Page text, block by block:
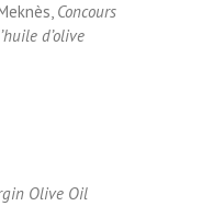
Concours
d’olive
Olive Oil